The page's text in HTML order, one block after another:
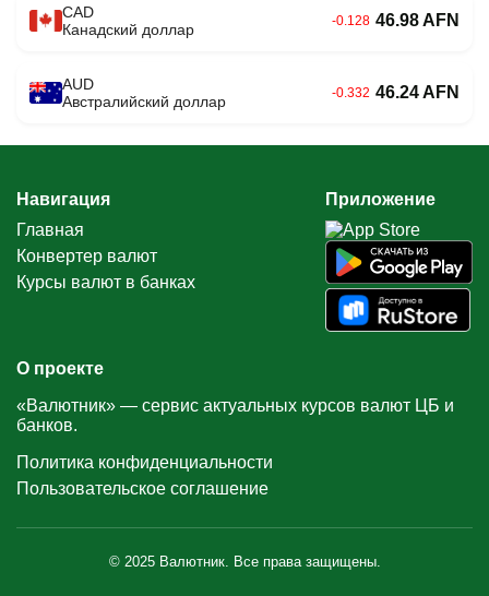
CAD
Канадский доллар
-0.128 46.98 AFN
AUD
Австралийский доллар
-0.332 46.24 AFN
Навигация
Главная
Конвертер валют
Курсы валют в банках
Приложение
О проекте
«Валютник» — сервис актуальных курсов валют ЦБ и
банков.
Политика конфиденциальности
Пользовательское соглашение
© 2025 Валютник. Все права защищены.